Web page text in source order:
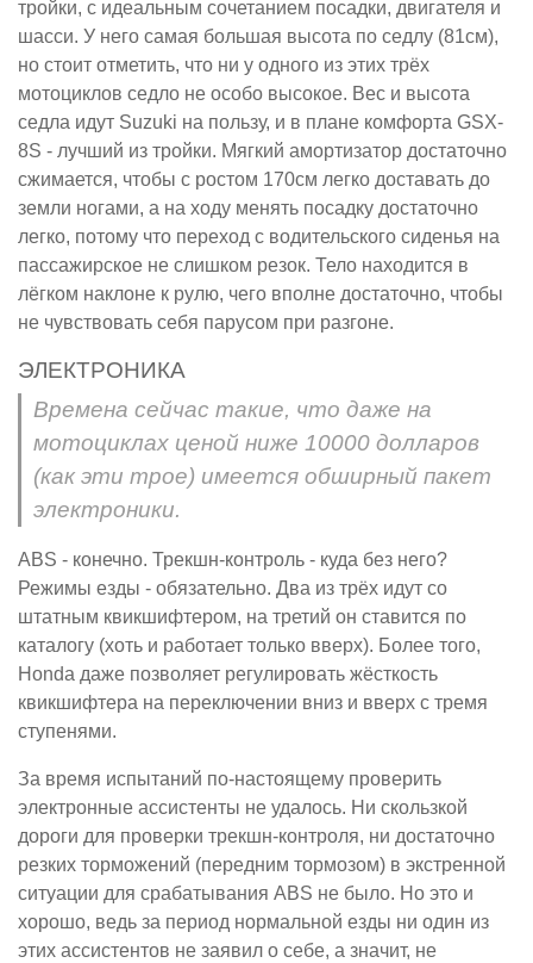
тройки, с идеальным сочетанием посадки, двигателя и
шасси. У него самая большая высота по седлу (81см),
но стоит отметить, что ни у одного из этих трёх
мотоциклов седло не особо высокое. Вес и высота
седла идут Suzuki на пользу, и в плане комфорта GSX-
8S - лучший из тройки. Мягкий амортизатор достаточно
сжимается, чтобы с ростом 170см легко доставать до
земли ногами, а на ходу менять посадку достаточно
легко, потому что переход с водительского сиденья на
пассажирское не слишком резок. Тело находится в
лёгком наклоне к рулю, чего вполне достаточно, чтобы
не чувствовать себя парусом при разгоне.
ЭЛЕКТРОНИКА
Времена сейчас такие, что даже на
мотоциклах ценой ниже 10000 долларов
(как эти трое) имеется обширный пакет
электроники.
ABS - конечно. Трекшн-контроль - куда без него?
Режимы езды - обязательно. Два из трёх идут со
штатным квикшифтером, на третий он ставится по
каталогу (хоть и работает только вверх). Более того,
Honda даже позволяет регулировать жёсткость
квикшифтера на переключении вниз и вверх с тремя
ступенями.
За время испытаний по-настоящему проверить
электронные ассистенты не удалось. Ни скользкой
дороги для проверки трекшн-контроля, ни достаточно
резких торможений (передним тормозом) в экстренной
ситуации для срабатывания ABS не было. Но это и
хорошо, ведь за период нормальной езды ни один из
этих ассистентов не заявил о себе, а значит, не